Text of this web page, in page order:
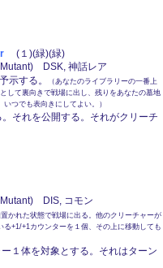
(１)(緑)(緑)
DSK, 神話レア
示する。
（あなたのライブラリーの一番上
して裏向きで戦場に出し、残りをあなたの墓地
つでも表向きにしてよい。）
それを公開する。それがクリーチ
DIS, コモン
かれた状態で戦場に出る。他のクリーチャーが
+1/+1カウンターを１個、その上に移動しても
１体を対象とする。それはターン